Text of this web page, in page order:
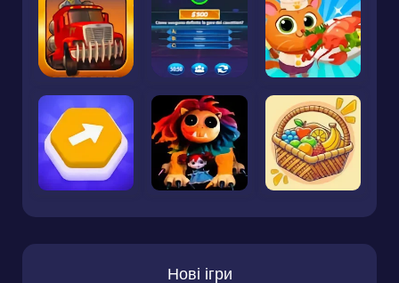
Нові ігри